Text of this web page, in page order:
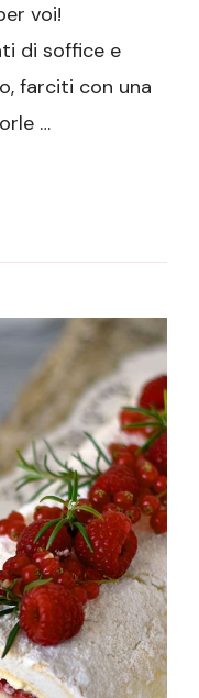
voi!
di soffice e
farciti con una
…